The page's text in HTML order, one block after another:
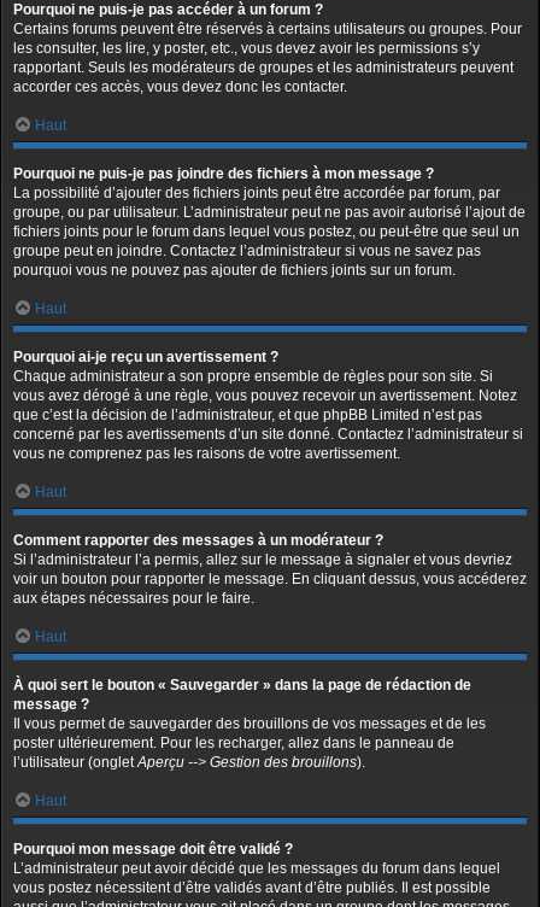
Pourquoi ne puis-je pas accéder à un forum ?
Certains forums peuvent être réservés à certains utilisateurs ou groupes. Pour
les consulter, les lire, y poster, etc., vous devez avoir les permissions s’y
rapportant. Seuls les modérateurs de groupes et les administrateurs peuvent
accorder ces accès, vous devez donc les contacter.
Haut
Pourquoi ne puis-je pas joindre des fichiers à mon message ?
La possibilité d’ajouter des fichiers joints peut être accordée par forum, par
groupe, ou par utilisateur. L’administrateur peut ne pas avoir autorisé l’ajout de
fichiers joints pour le forum dans lequel vous postez, ou peut-être que seul un
groupe peut en joindre. Contactez l’administrateur si vous ne savez pas
pourquoi vous ne pouvez pas ajouter de fichiers joints sur un forum.
Haut
Pourquoi ai-je reçu un avertissement ?
Chaque administrateur a son propre ensemble de règles pour son site. Si
vous avez dérogé à une règle, vous pouvez recevoir un avertissement. Notez
que c’est la décision de l’administrateur, et que phpBB Limited n’est pas
concerné par les avertissements d’un site donné. Contactez l’administrateur si
vous ne comprenez pas les raisons de votre avertissement.
Haut
Comment rapporter des messages à un modérateur ?
Si l’administrateur l’a permis, allez sur le message à signaler et vous devriez
voir un bouton pour rapporter le message. En cliquant dessus, vous accéderez
aux étapes nécessaires pour le faire.
Haut
À quoi sert le bouton « Sauvegarder » dans la page de rédaction de
message ?
Il vous permet de sauvegarder des brouillons de vos messages et de les
poster ultérieurement. Pour les recharger, allez dans le panneau de
l’utilisateur (ongletAperçu --> Gestion des brouillons).
Haut
Pourquoi mon message doit être validé ?
L’administrateur peut avoir décidé que les messages du forum dans lequel
vous postez nécessitent d’être validés avant d’être publiés. Il est possible